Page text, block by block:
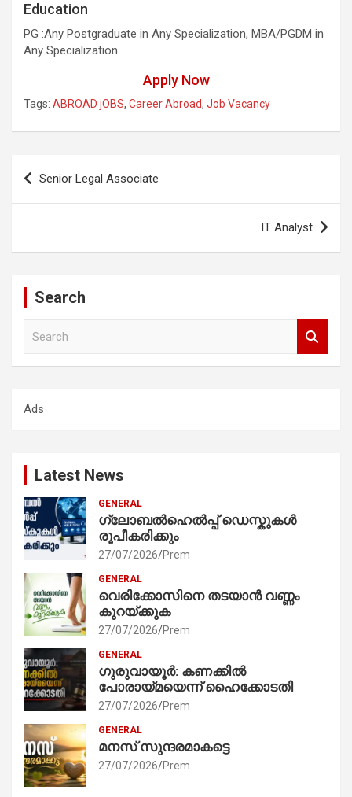
Education
PG :Any Postgraduate in Any Specialization, MBA/PGDM in
Any Specialization
Apply Now
Tags: ABROAD jOBS, Career Abroad, Job Vacancy
Post
navigation
Senior Legal Associate
IT Analyst
Search
h
Ads
Latest News
GENERAL
ഗ്ലോബൽഹെൽപ്പ് ഡെസ്കുകൾ
രൂപീകരിക്കും
27/07/2026 Prem
GENERAL
വെരിക്കോസിനെ തടയാൻ വണ്ണം
കുറയ്ക്കുക
27/07/2026 Prem
GENERAL
ഗുരുവായൂർ: കണക്കിൽ
പോരായ്മയെന്ന് ഹൈക്കോടതി
27/07/2026 Prem
GENERAL
മനസ് സുന്ദരമാകട്ടെ
27/07/2026 Prem